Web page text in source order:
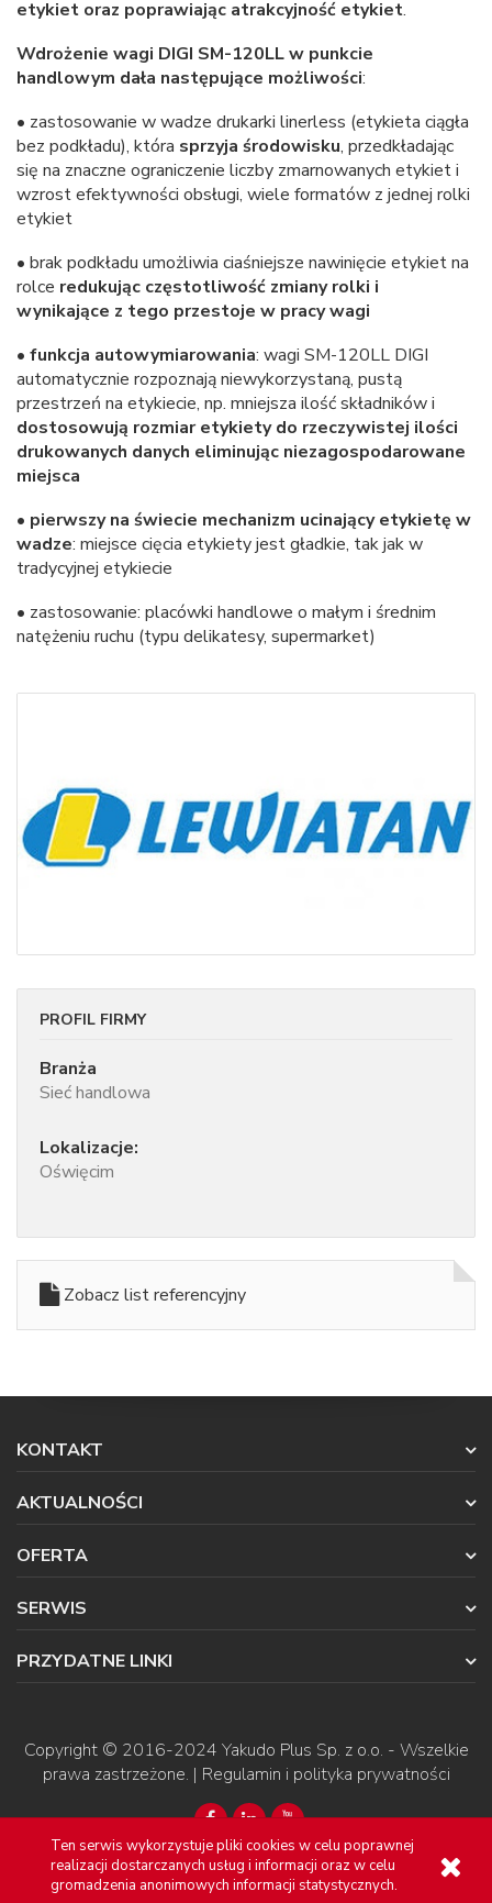
etykiet oraz poprawiając atrakcyjność etykiet.
Wdrożenie wagi DIGI SM-120LL w punkcie
handlowym dała następujące możliwości:
• zastosowanie w wadze drukarki linerless (etykieta ciągła
bez podkładu), która sprzyja środowisku, przedkładając
się na znaczne ograniczenie liczby zmarnowanych etykiet i
wzrost efektywności obsługi, wiele formatów z jednej rolki
etykiet
• brak podkładu umożliwia ciaśniejsze nawinięcie etykiet na
rolce redukując częstotliwość zmiany rolki i
wynikające z tego przestoje w pracy wagi
• funkcja autowymiarowania: wagi SM-120LL DIGI
automatycznie rozpoznają niewykorzystaną, pustą
przestrzeń na etykiecie, np. mniejsza ilość składników i
dostosowują rozmiar etykiety do rzeczywistej ilości
drukowanych danych eliminując niezagospodarowane
miejsca
• pierwszy na świecie mechanizm ucinający etykietę w
wadze: miejsce cięcia etykiety jest gładkie, tak jak w
tradycyjnej etykiecie
• zastosowanie: placówki handlowe o małym i średnim
natężeniu ruchu (typu delikatesy, supermarket)
PROFIL FIRMY
Branża
Sieć handlowa
Lokalizacje:
Oświęcim
Zobacz list referencyjny
Ten serwis wykorzystuje pliki cookies w celu poprawnej
realizacji dostarczanych usług i informacji oraz w celu
gromadzenia anonimowych informacji statystycznych.
KONTAKT
AKTUALNOŚCI
OFERTA
SERWIS
PRZYDATNE LINKI
Copyright © 2016-2024 Yakudo Plus Sp. z o.o. - Wszelkie
prawa zastrzeżone. | Regulamin i polityka prywatności